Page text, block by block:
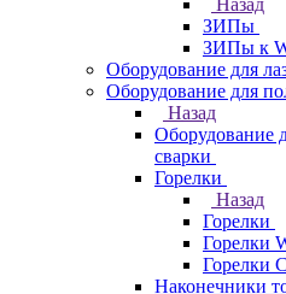
Назад
ЗИПы
ЗИПы к
Оборудование для
Оборудование для
Назад
Оборудование
сварки
Горелки
Назад
Горелки
Горелки
Горелки
Наконечники